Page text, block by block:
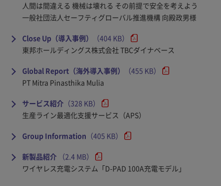
人間は間違える 機械は壊れる その前提で安全を考えよう
一般社団法人セーフティグローバル推進機構 向殿政男様
Close Up（導入事例）
（404 KB）
東邦ホールディングス株式会社 TBCダイナベース
Global Report（海外導入事例）
（455 KB）
PT Mitra Pinasthika Mulia
サービス紹介 （328 KB）
生産ライン最適化支援サービス（APS）
Group Information （405 KB）
新製品紹介
（2.4 MB）
ワイヤレス充電システム「D-PAD 100A充電モデル」